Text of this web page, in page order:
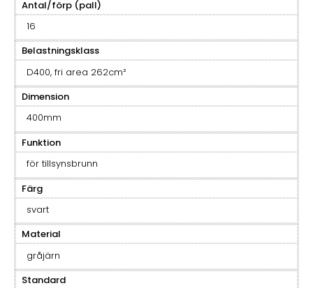
Antal/förp (pall)
16
Belastningsklass
D400, fri area 262cm²
Dimension
400mm
Funktion
för tillsynsbrunn
Färg
svart
Material
gråjärn
Standard